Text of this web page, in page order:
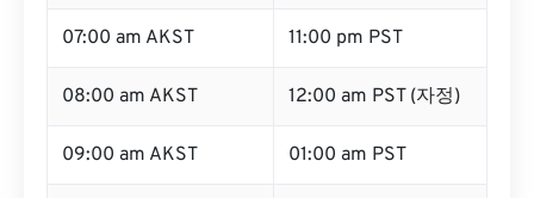
07:00 am AKST 11:00 pm PST
08:00 am AKST 12:00 am PST (자정)
09:00 am AKST 01:00 am PST